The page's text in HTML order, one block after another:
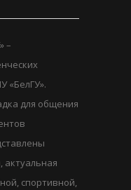
–
«БелГУ».
для общения
актуальная
спортивной,